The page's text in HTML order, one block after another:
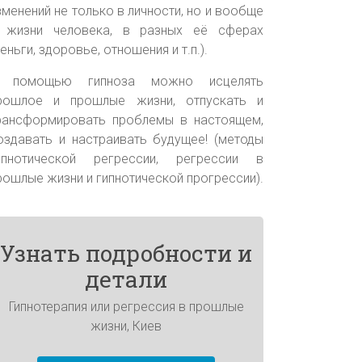
не только в личности, но и вообще
человека, в разных её сферах
здоровье, отношения и т.п.).
помощью гипноза можно исцелять
и прошлые жизни, отпускать и
проблемы в настоящем,
и настраивать будущее! (методы
регрессии, регрессии в
жизни и гипнотической прогрессии).
Узнать подробности и
детали
Гипнотерапия или регрессия в прошлые
жизни, Киев